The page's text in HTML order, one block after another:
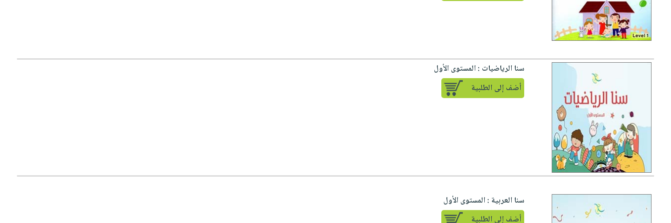
سنا الرياضيات : المستوى الأول
أضف إلى الطلبية
سنا العربية : المستوى الأول
أضف إلى الطلبية